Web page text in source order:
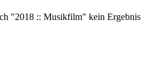
"2018 :: Musikfilm" kein Ergebnis